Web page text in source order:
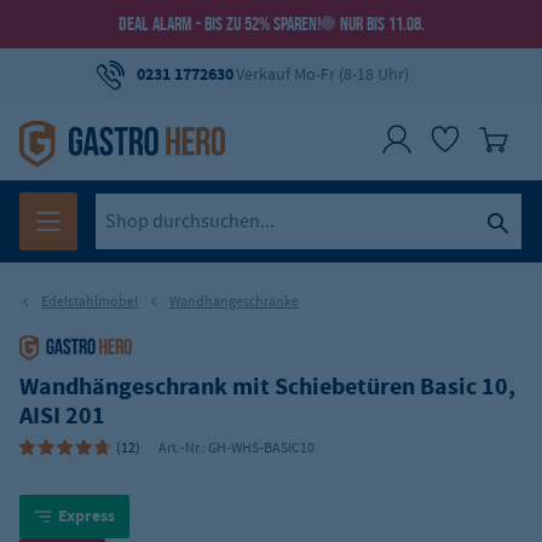
DEAL ALARM - BIS ZU 52% SPAREN! NUR BIS 11.08.
0231 1772630Verkauf Mo-Fr (8-18 Uhr)
Edelstahlmöbel Wandhängeschränke
Wandhängeschrank mit Schiebetüren Basic 10,
AISI 201
(12) Art.-Nr.: GH-WHS-BASIC10
Express